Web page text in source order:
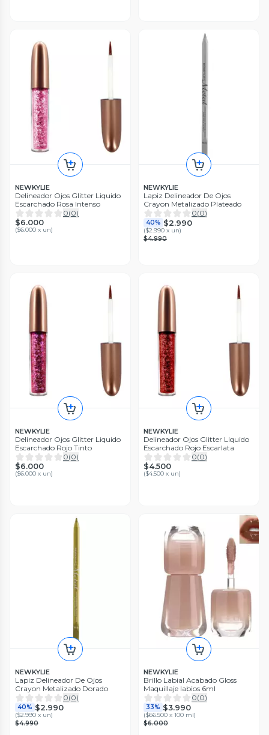
NEWKYLIE
Delineador Ojos Glitter Liquido
Escarchado Rosa Intenso
0(0)
$6.000
($6.000 x un)
NEWKYLIE
Lapiz Delineador De Ojos
Crayon Metalizado Plateado
0(0)
40% $2.990
($2.990 x un)
$4.990
NEWKYLIE
Delineador Ojos Glitter Liquido
Escarchado Rojo Tinto
0(0)
$6.000
($6.000 x un)
NEWKYLIE
Delineador Ojos Glitter Liquido
Escarchado Rojo Escarlata
0(0)
$4.500
($4.500 x un)
NEWKYLIE
Lapiz Delineador De Ojos
Crayon Metalizado Dorado
0(0)
40% $2.990
($2.990 x un)
$4.990
NEWKYLIE
Brillo Labial Acabado Gloss
Maquillaje labios 6ml
0(0)
33% $3.990
($66.500 x 100 ml)
$6.000